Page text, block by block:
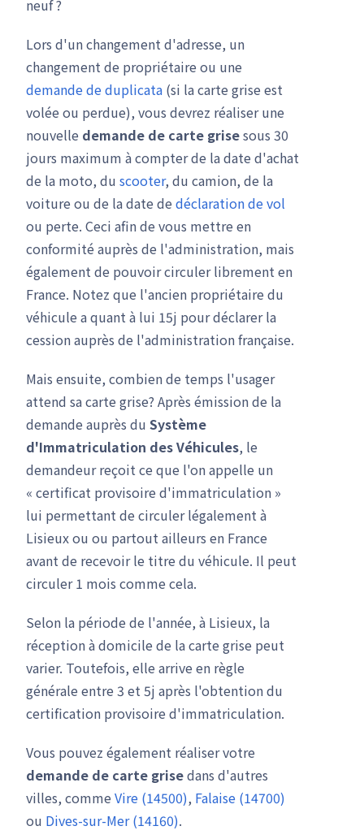
neuf ?
Lors d'un changement d'adresse, un
changement de propriétaire ou une
demande de duplicata (si la carte grise est
volée ou perdue), vous devrez réaliser une
nouvelle demande de carte grisesous 30
jours maximum à compter de la date d'achat
de la moto, du scooter, du camion, de la
voiture ou de la date de déclaration de vol
ou perte. Ceci afin de vous mettre en
conformité auprès de l'administration, mais
également de pouvoir circuler librement en
France. Notez que l'ancien propriétaire du
véhicule a quant à lui 15j pour déclarer la
cession auprès de l'administration française.
Mais ensuite, combien de temps l'usager
attend sa carte grise? Après émission de la
demande auprès du Système
d'Immatriculation des Véhicules, le
demandeur reçoit ce que l'on appelle un
« certificat provisoire d'immatriculation »
lui permettant de circuler légalement à
Lisieux ou ou partout ailleurs en France
avant de recevoir le titre du véhicule. Il peut
circuler 1 mois comme cela.
Selon la période de l'année, à Lisieux, la
réception à domicile de la carte grise peut
varier. Toutefois, elle arrive en règle
générale entre 3 et 5j après l'obtention du
certification provisoire d'immatriculation.
Vous pouvez également réaliser votre
demande de carte grisedans d'autres
villes, comme Vire (14500), Falaise (14700)
ou Dives-sur-Mer (14160).